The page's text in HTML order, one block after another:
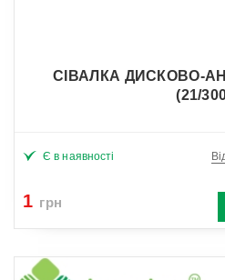
СІВАЛКА ДИСКОВО-
(21/
Є в наявності
1 грн